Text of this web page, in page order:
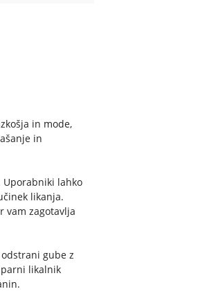
in mode,
in
lahko
likanja.
vam zagotavlja
gube z
likalnik